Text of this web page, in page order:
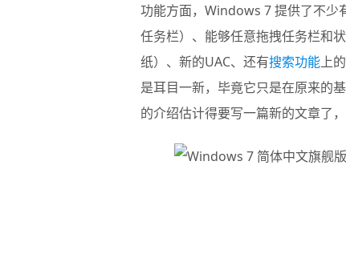
功能方面，Windows 7 提供了不少
任务栏）、能够任意拖拽任务栏和
纸）、新的UAC、还有搜索功能上
是耳目一新，毕竟它只是在原来的
的介绍估计得要写一篇新的文章了